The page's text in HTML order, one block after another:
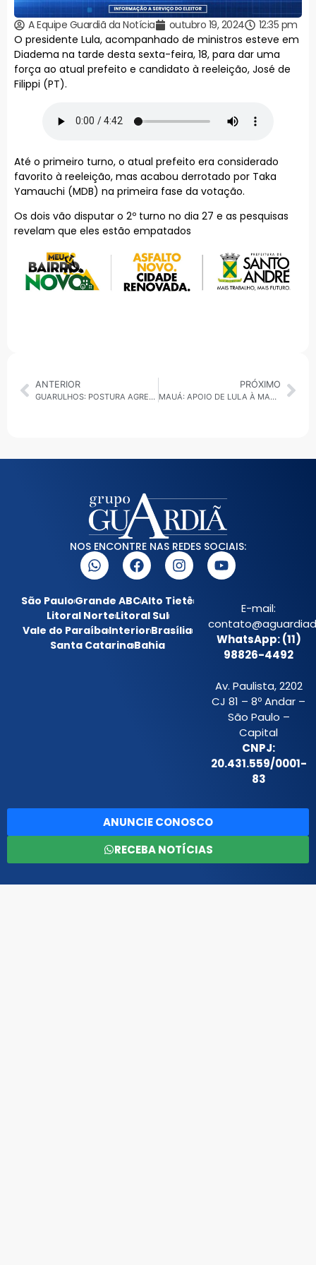
A Equipe Guardiã da Notícia outubro 19, 2024
12:35 pm
O presidente Lula, acompanhado de ministros esteve em
Diadema na tarde desta sexta-feira, 18, para dar uma
força ao atual prefeito e candidato à reeleição, José de
Filippi (PT).
Até o primeiro turno, o atual prefeito era considerado
favorito à reeleição, mas acabou derrotado por Taka
Yamauchi (MDB) na primeira fase da votação.
Os dois vão disputar o 2º turno no dia 27 e as pesquisas
revelam que eles estão empatados
ANTERIOR
GUARULHOS: POSTURA AGRESSIVA DE PIETÁ EM DEBATE DEVE AMPLIAR A VANTAGEM DE LUCAS SANCHES NAS PESQUISAS
PRÓXIMO
MAUÁ: APOIO DE LULA À MARCELO OLIVEIRA DEVE CONFIRMAR A VITÓRIA DO PETISTA NO 2º TURNO
NOS ENCONTRE NAS REDES SOCIAIS:
São PauloGrande ABCAlto Tietê
Litoral NorteLitoral Sul
Vale do ParaíbaInteriorBrasília
Santa CatarinaBahia
E-mail:
WhatsApp: (11)
98826-4492
Av. Paulista, 2202
CJ 81 – 8º Andar –
São Paulo –
Capital
CNPJ:
20.431.559/0001-
83
ANUNCIE CONOSCO
RECEBA NOTÍCIAS